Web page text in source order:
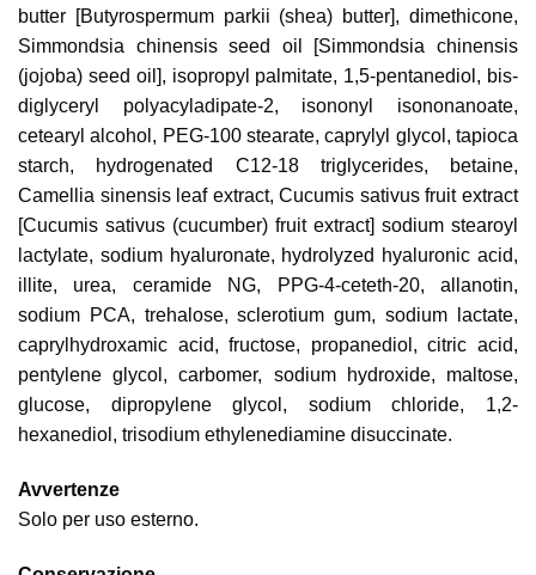
butter [Butyrospermum parkii (shea) butter], dimethicone,
Simmondsia chinensis seed oil [Simmondsia chinensis
(jojoba) seed oil], isopropyl palmitate, 1,5-pentanediol, bis-
diglyceryl polyacyladipate-2, isononyl isononanoate,
cetearyl alcohol, PEG-100 stearate, caprylyl glycol, tapioca
starch, hydrogenated C12-18 triglycerides, betaine,
Camellia sinensis leaf extract, Cucumis sativus fruit extract
[Cucumis sativus (cucumber) fruit extract] sodium stearoyl
lactylate, sodium hyaluronate, hydrolyzed hyaluronic acid,
illite, urea, ceramide NG, PPG-4-ceteth-20, allanotin,
sodium PCA, trehalose, sclerotium gum, sodium lactate,
caprylhydroxamic acid, fructose, propanediol, citric acid,
pentylene glycol, carbomer, sodium hydroxide, maltose,
glucose, dipropylene glycol, sodium chloride, 1,2-
hexanediol, trisodium ethylenediamine disuccinate.
Avvertenze
Solo per uso esterno.